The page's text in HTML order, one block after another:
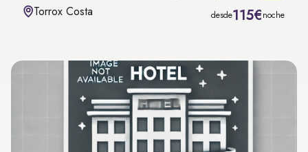
Torrox Costa desde115€noche